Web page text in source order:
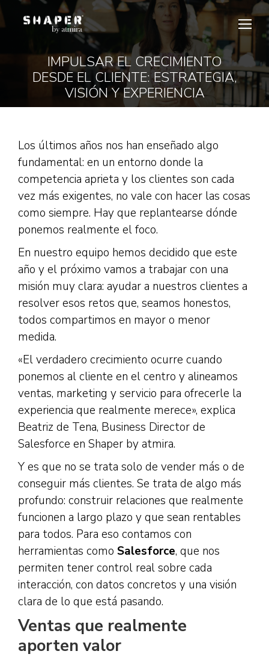
IMPULSAR EL CRECIMIENTO
DESDE EL CLIENTE: ESTRATEGIA,
VISIÓN Y EXPERIENCIA
Estás aquí:
Los últimos años nos han enseñado algo
fundamental: en un entorno donde la
competencia aprieta y los clientes son cada
vez más exigentes, no vale con hacer las cosas
como siempre. Hay que replantearse dónde
ponemos realmente el foco.
En nuestro equipo hemos decidido que este
año y el próximo vamos a trabajar con una
misión muy clara: ayudar a nuestros clientes a
resolver esos retos que, seamos honestos,
todos compartimos en mayor o menor
medida.
«El verdadero crecimiento ocurre cuando
ponemos al cliente en el centro y alineamos
ventas, marketing y servicio para ofrecerle la
experiencia que realmente merece», explica
Beatriz de Tena, Business Director de
Salesforce en Shaper by atmira.
Y es que no se trata solo de vender más o de
conseguir más clientes. Se trata de algo más
profundo: construir relaciones que realmente
funcionen a largo plazo y que sean rentables
para todos. Para eso contamos con
herramientas como Salesforce, que nos
permiten tener control real sobre cada
interacción, con datos concretos y una visión
clara de lo que está pasando.
Ventas que realmente
aporten valor